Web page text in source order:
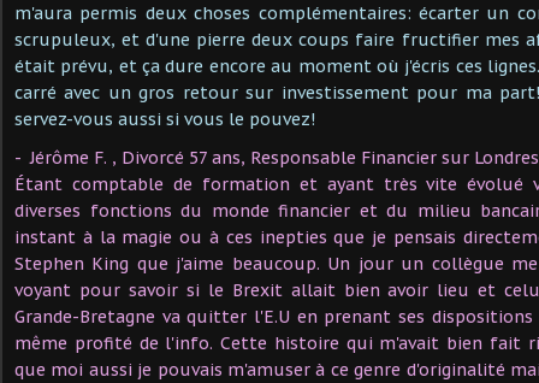
m'aura permis deux choses complémentaires: écarter un
scrupuleux, et d'une pierre deux coups faire fructifier mes
était prévu, et ça dure encore au moment où j'écris ces
carré avec un gros retour sur investissement pour ma
servez-vous aussi si vous le pouvez!
- Jérôme F. , Divorcé 57 ans, Responsable Financier sur
Étant comptable de formation et ayant très vite évolué
diverses fonctions du monde financier et du milieu
instant à la magie ou à ces inepties que je pensais
Stephen King que j'aime beaucoup. Un jour un collègue
voyant pour savoir si le Brexit allait bien avoir lieu et
Grande-Bretagne va quitter l'E.U en prenant ses
même profité de l'info. Cette histoire qui m'avait bien fait
que moi aussi je pouvais m'amuser à ce genre d'originalité